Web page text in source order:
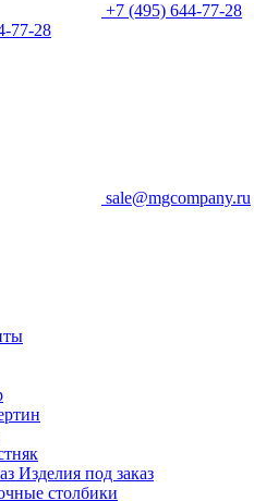
+7 (495) 644-77-28
77-28
sale@mgcompany.ru
Изделия под заказ
столбики